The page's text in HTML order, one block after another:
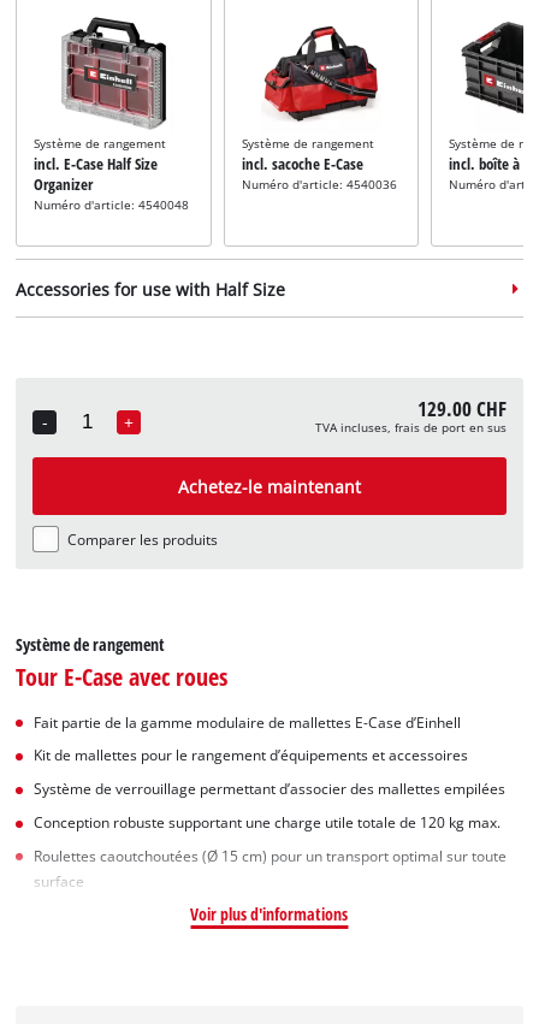
Système de rangement
incl. E-Case Half Size
Organizer
Numéro d'article: 4540048
Système de rangement
incl. sacoche E-Case
Numéro d'article: 4540036
Système de
incl. boîte à
Numéro
Accessories for use with Half Size
Numéro d'article: 4540043
-
Quantity
+ 129.00 CHF
TVA incluses, frais de port en sus
Achetez-le maintenant
Comparer les produits
Système de rangement
Tour E-Case avec roues
Fait partie de la gamme modulaire de mallettes E-Case d’Einhell
Kit de mallettes pour le rangement d’équipements et accessoires
Système de verrouillage permettant d’associer des mallettes empilées
Conception robuste supportant une charge utile totale de 120 kg max.
Roulettes caoutchoutées (Ø 15 cm) pour un transport optimal sur toute
surface
Voir plus d'informations